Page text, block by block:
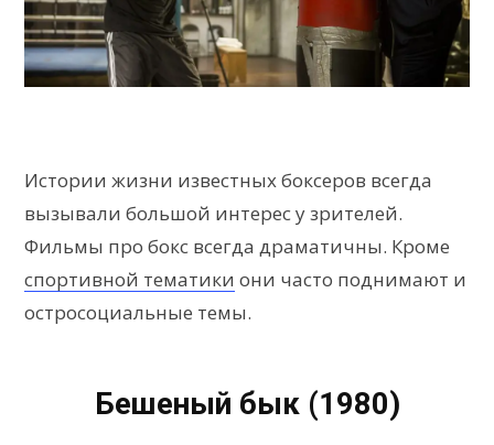
Истории жизни известных боксеров всегда
вызывали большой интерес у зрителей.
Фильмы про бокс всегда драматичны. Кроме
спортивной тематики они часто поднимают и
остросоциальные темы.
Бешеный бык (1980)